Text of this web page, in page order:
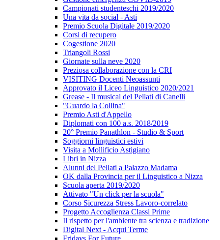
Campionati studenteschi 2019/2020
Una vita da social - Asti
Premio Scuola Digitale 2019/2020
Corsi di recupero
Cogestione 2020
Triangoli Rossi
Giornate sulla neve 2020
Preziosa collaborazione con la CRI
VISITING Docenti Neoassunti
Approvato il Liceo Linguistico 2020/2021
Grease - Il musical del Pellati di Canelli
"Guardo la Collina"
Premio Asti d'Appello
Diplomati con 100 a.s. 2018/2019
20° Premio Panathlon - Studio & Sport
Soggiorni linguistici estivi
Visita a Mollificio Astigiano
Libri in Nizza
Alunni del Pellati a Palazzo Madama
OK dalla Provincia per il Linguistico a Nizza
Scuola aperta 2019/2020
Attivato "Un click per la scuola"
Corso Sicurezza Stress Lavoro-correlato
Progetto Accoglienza Classi Prime
Il rispetto per l'ambiente tra scienza e tradizione
Digital Next - Acqui Terme